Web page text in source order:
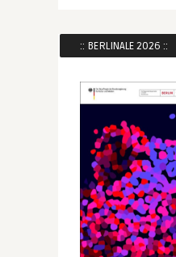
:: BERLINALE 2026 ::